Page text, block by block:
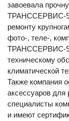
завоевала
ТРАНССЕРВИС-
ремонту
фото-, теле-,
ТРАНССЕРВИС-95
техническому
климатической
Также компания
аксессуаров для
специалисты
и имеют